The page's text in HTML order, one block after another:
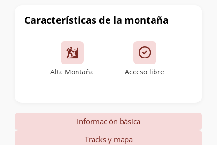
Características de la montaña
Alta Montaña Acceso libre
Información básica
Tracks y mapa